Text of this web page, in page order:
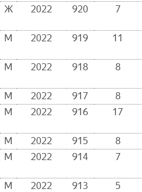
Ж 2022 920 7
М 2022 919 11
М 2022 918 8
М 2022 917
8
М 2022 916 17
М 2022 915
8
М 2022 914 7
М 2022 913 5